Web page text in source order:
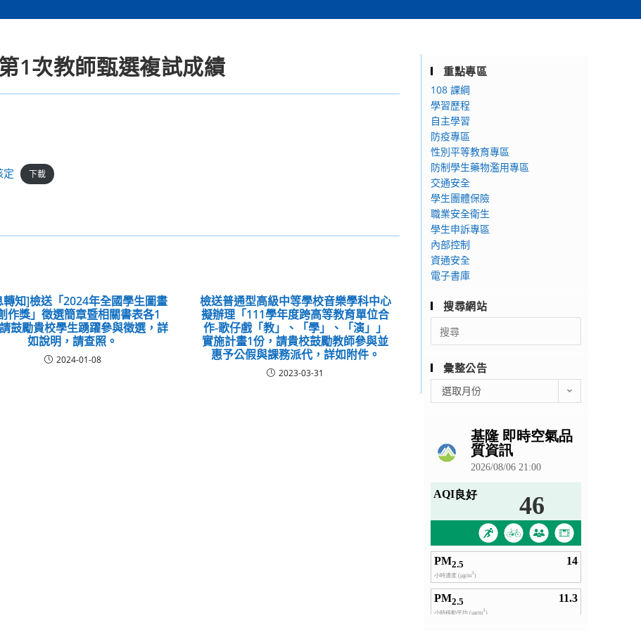
1次教師甄選複試成績
定 下載
轉知]檢送「2024年全國學生圖畫
作獎」徵選簡章暨相關書表各1
鼓勵貴校學生踴躍參與徵選，詳
如說明，請查照。
2024-01-08
檢送普通型高級中等學校音樂學科中心
擬辦理「111學年度跨高等教育單位合
作-歌仔戲「教」、「學」、「演」」
實施計畫1份，請貴校鼓勵教師參與並
惠予公假與課務派代，詳如附件。
2023-03-31
重點專區
108 課綱
學習歷程
自主學習
防疫專區
性別平等教育專區
防制學生藥物濫用專區
交通安全
學生團體保險
職業安全衛生
學生申訴專區
內部控制
資通安全
電子書庫
搜尋網站
Search
for:
彙整公告
整
選取月份